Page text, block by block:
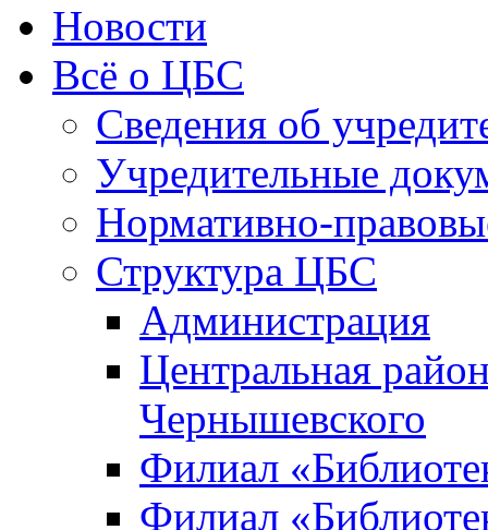
Новости
Всё о ЦБС
Сведения об
Учредительные
Нормативно-
Структура ЦБС
Администрация
Центральная
Чернышевского
Филиал
Филиал